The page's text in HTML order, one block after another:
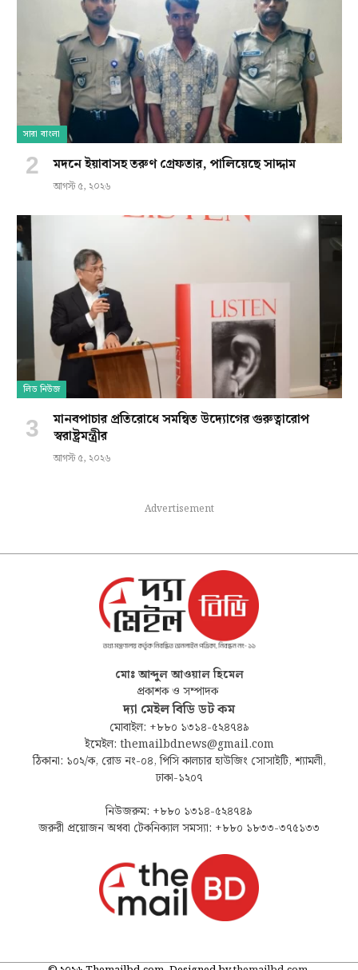
সারা বাংলা
মদনে ইয়াবাসহ তরুণ গ্রেফতার, পালিয়েছে সাদ্দাম
আগস্ট ৫, ২০২৬
লিড নিউজ
মানবপাচার প্রতিরোধে সমন্বিত উদ্যোগের গুরুত্বারোপ
স্বরাষ্ট্রমন্ত্রীর
আগস্ট ৫, ২০২৬
Advertisement
মোঃ আব্দুল আওয়াল হিমেল
প্রকাশক ও সম্পাদক
দ্যা মেইল বিডি ডট কম
মোবাইল: +৮৮০ ১৩১৪-৫২৪৭৪৯
ইমেইল: themailbdnews@gmail.com
ঠিকানা: ১০২/ক, রোড নং-০৪, পিসি কালচার হাউজিং সোসাইটি, শ্যামলী,
ঢাকা-১২০৭
নিউজরুম: +৮৮০ ১৩১৪-৫২৪৭৪৯
জরুরী প্রয়োজন অথবা টেকনিক্যাল সমস্যা: +৮৮০ ১৮৩৩-৩৭৫১৩৩